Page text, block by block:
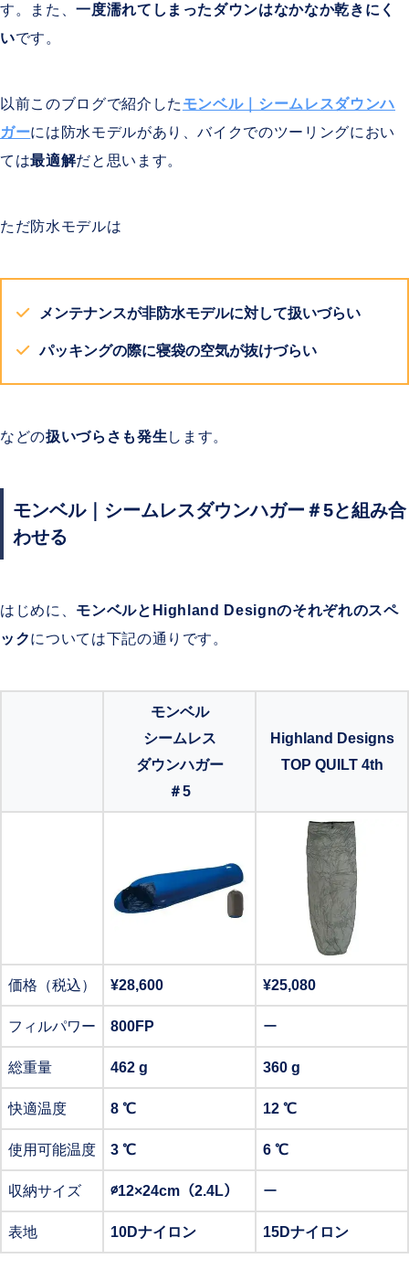
す。また、一度濡れてしまったダウンはなかなか乾きにく
いです。
以前このブログで紹介した モンベル｜シームレスダウンハ
ガーには防水モデルがあり、バイクでのツーリングにおい
ては最適解だと思います。
ただ防水モデルは
メンテナンスが非防水モデルに対して扱いづらい
パッキングの際に寝袋の空気が抜けづらい
などの扱いづらさも発生 します。
モンベル｜シームレスダウンハガー＃5と組み合
わせる
はじめに、 モンベルとHighland Designのそれぞれのスペ
ックについては下記の通りです。
モンベル
シームレス
ダウンハガー
＃5
Highland Designs
TOP QUILT 4th
価格（税込） ¥28,600 ¥25,080
フィルパワー 800FP ー
総重量 462 g 360 g
快適温度 8 ℃ 12 ℃
使用可能温度 3 ℃ 6 ℃
収納サイズ ∅12×24cm（2.4L） ー
表地 10Dナイロン 15Dナイロン